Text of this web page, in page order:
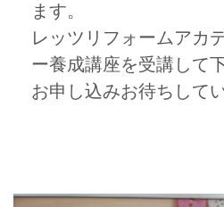
ます。
レッツリフォームアカ
ー養成講座を受講して
お申し込みお待ちして